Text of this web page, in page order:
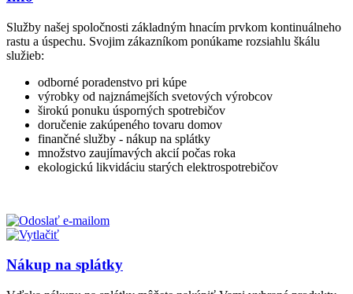
Služby našej spoločnosti základným hnacím prvkom kontinuálneho
rastu a úspechu. Svojim zákazníkom ponúkame rozsiahlu škálu
služieb:
odborné poradenstvo pri kúpe
výrobky od najznámejších svetových výrobcov
širokú ponuku úsporných spotrebičov
doručenie zakúpeného tovaru domov
finančné služby - nákup na splátky
množstvo zaujímavých akcií počas roka
ekologickú likvidáciu starých elektrospotrebičov
Nákup na splátky